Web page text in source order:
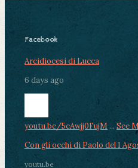
Facebook
Arcidiocesi di Lucca
6 days ago
youtu.be/5cAwjj0FujM ... See
Con gli occhi di Paolo del 1
youtu.be